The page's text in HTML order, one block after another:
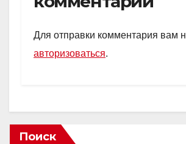
A
p
p
kl
a
ss
a
m
и
Для отправки комментария вам
авторизоваться.
Поиск